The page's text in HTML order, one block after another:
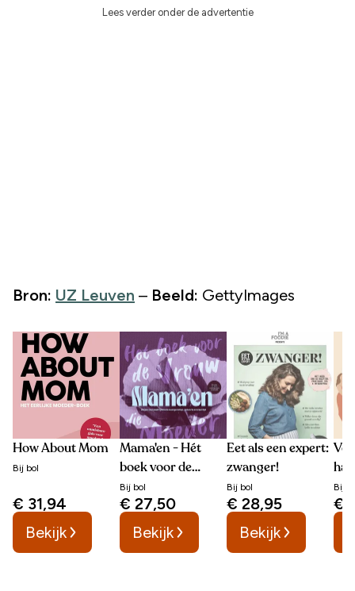
Lees verder onder de advertentie
Bron: UZ Leuven – Beeld: GettyImages
How About Mom
Bij bol
€ 31,94
Bekijk
Mama'en - Hét
boek voor de
vrouw die moeder
wordt
Bij bol
€ 27,50
Bekijk
Eet als een expert:
zwanger!
Bij bol
€ 28,95
Bekijk
Bij
€